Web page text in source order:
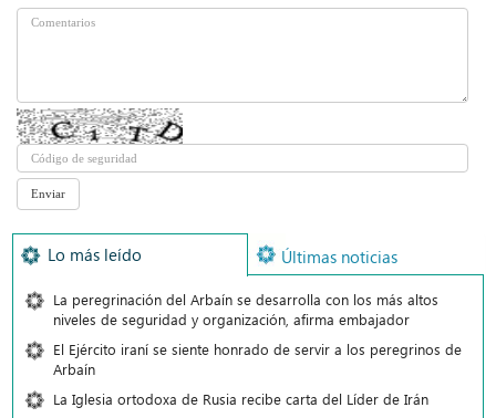
Lo más leído Últimas noticias
La peregrinación del Arbaín se desarrolla con los más altos
niveles de seguridad y organización, afirma embajador
El Ejército iraní se siente honrado de servir a los peregrinos de
Arbaín
La Iglesia ortodoxa de Rusia recibe carta del Líder de Irán